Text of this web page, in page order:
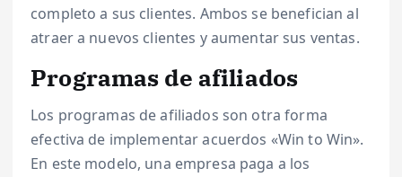
completo a sus clientes. Ambos se benefician al
atraer a nuevos clientes y aumentar sus ventas.
Programas de afiliados
Los programas de afiliados son otra forma
efectiva de implementar acuerdos «Win to Win».
En este modelo, una empresa paga a los